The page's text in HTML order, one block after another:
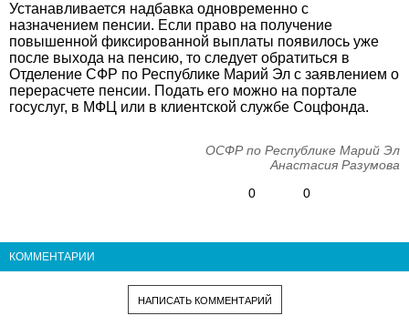
Устанавливается надбавка одновременно с
назначением пенсии. Если право на получение
повышенной фиксированной выплаты появилось уже
после выхода на пенсию, то следует обратиться в
Отделение СФР по Республике Марий Эл с заявлением о
перерасчете пенсии. Подать его можно на портале
госуслуг, в МФЦ или в клиентской службе Соцфонда.
ОСФР по Республике Марий Эл
Анастасия Разумова
0
0
КОММЕНТАРИИ
НАПИСАТЬ КОММЕНТАРИЙ